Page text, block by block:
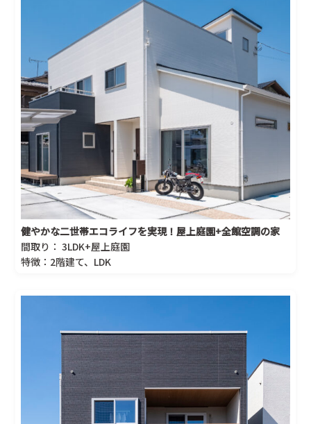
健やかな二世帯エコライフを実現！屋上庭園+全館空調の家
間取り： 3LDK+屋上庭園
特徴：2階建て、LDK